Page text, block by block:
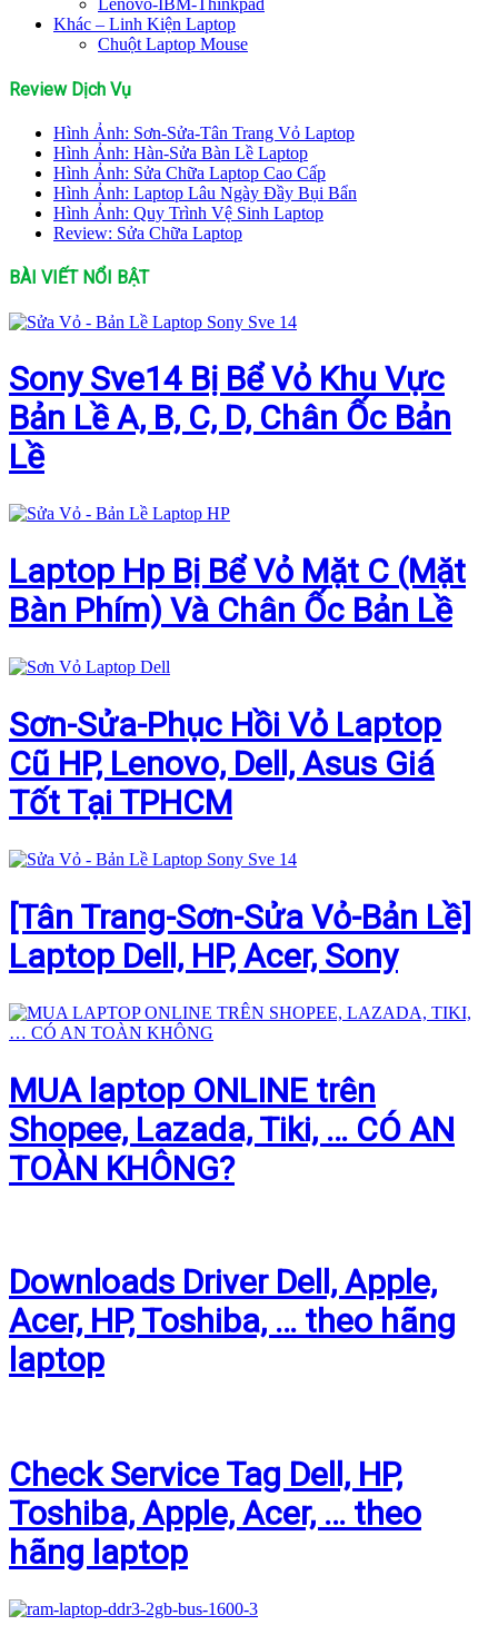
Lenovo-IBM-Thinkpad
Khác – Linh Kiện Laptop
Chuột Laptop Mouse
Review Dịch Vụ
Hình Ảnh: Sơn-Sửa-Tân Trang Vỏ Laptop
Hình Ảnh: Hàn-Sửa Bàn Lề Laptop
Hình Ảnh: Sửa Chữa Laptop Cao Cấp
Hình Ảnh: Laptop Lâu Ngày Đầy Bụi Bẩn
Hình Ảnh: Quy Trình Vệ Sinh Laptop
Review: Sửa Chữa Laptop
BÀI VIẾT NỔI BẬT
Sony Sve14 Bị Bể Vỏ Khu Vực
Bản Lề A, B, C, D, Chân Ốc Bản
Lề
Laptop Hp Bị Bể Vỏ Mặt C (Mặt
Bàn Phím) Và Chân Ốc Bản Lề
Sơn-Sửa-Phục Hồi Vỏ Laptop
Cũ HP, Lenovo, Dell, Asus Giá
Tốt Tại TPHCM
[Tân Trang-Sơn-Sửa Vỏ-Bản Lề]
Laptop Dell, HP, Acer, Sony
MUA laptop ONLINE trên
Shopee, Lazada, Tiki, … CÓ AN
TOÀN KHÔNG?
Downloads Driver Dell, Apple,
Acer, HP, Toshiba, … theo hãng
laptop
Check Service Tag Dell, HP,
Toshiba, Apple, Acer, … theo
hãng laptop